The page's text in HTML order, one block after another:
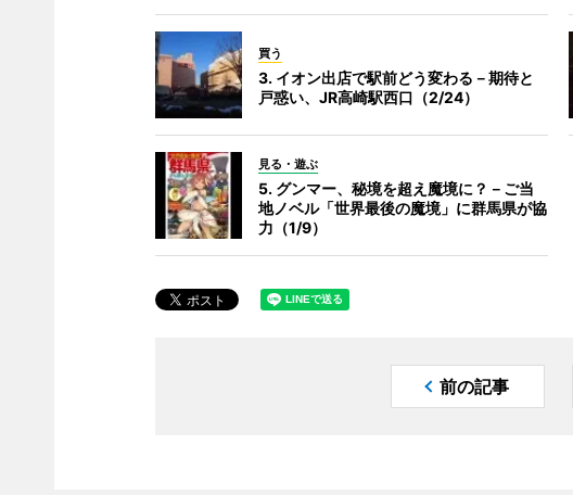
買う
3. イオン出店で駅前どう変わる－期待と
戸惑い、JR高崎駅西口（2/24）
見る・遊ぶ
5. グンマー、秘境を超え魔境に？－ご当
地ノベル「世界最後の魔境」に群馬県が協
力（1/9）
前の記事